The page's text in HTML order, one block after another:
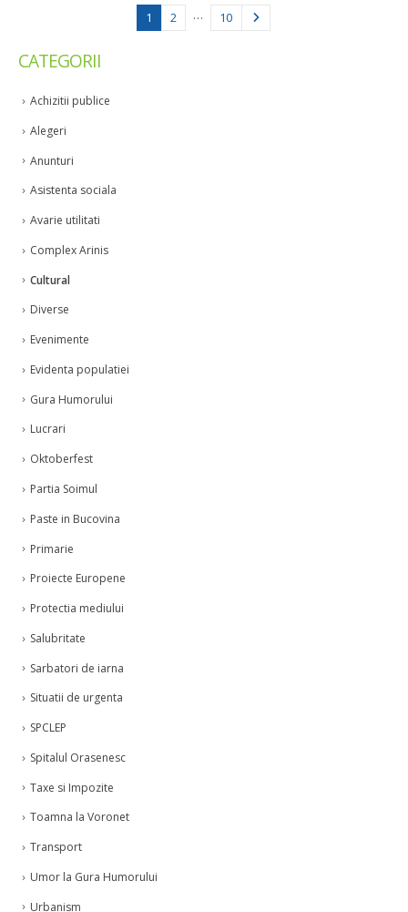
1 2 … 10
CATEGORII
Achizitii publice
Alegeri
Anunturi
Asistenta sociala
Avarie utilitati
Complex Arinis
Cultural
Diverse
Evenimente
Evidenta populatiei
Gura Humorului
Lucrari
Oktoberfest
Partia Soimul
Paste in Bucovina
Primarie
Proiecte Europene
Protectia mediului
Salubritate
Sarbatori de iarna
Situatii de urgenta
SPCLEP
Spitalul Orasenesc
Taxe si Impozite
Toamna la Voronet
Transport
Umor la Gura Humorului
Urbanism